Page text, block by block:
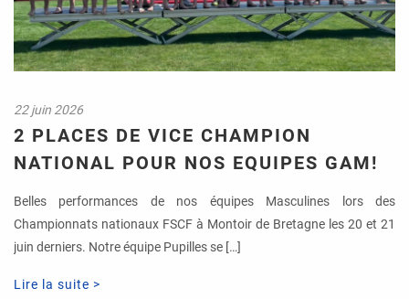
22 juin 2026
2 PLACES DE VICE CHAMPION
NATIONAL POUR NOS EQUIPES GAM!
Belles performances de nos équipes Masculines lors des
Championnats nationaux FSCF à Montoir de Bretagne les 20 et 21
juin derniers. Notre équipe Pupilles se […]
Lire la suite >